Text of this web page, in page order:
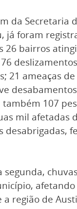
da Secretaria
já foram
26 bairros
21 ameaças
107
mil afetadas
desabrigadas,
segunda,
afetando
região de